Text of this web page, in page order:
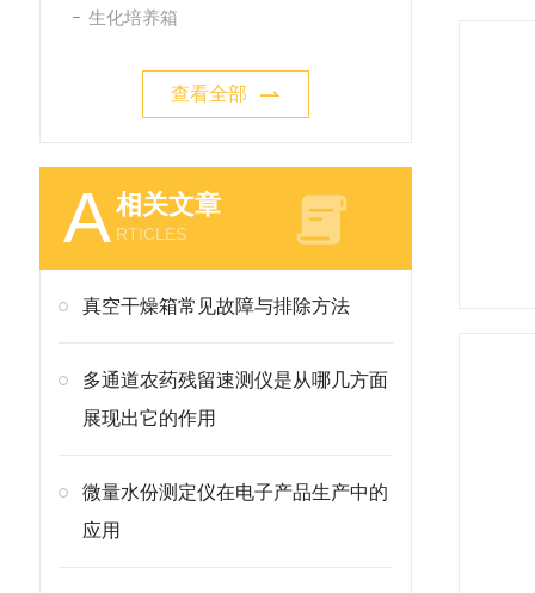
生化培养箱
查看全部
A相关文章
RTICLES
真空干燥箱常见故障与排除方法
多通道农药残留速测仪是从哪几方面
展现出它的作用
微量水份测定仪在电子产品生产中的
应用